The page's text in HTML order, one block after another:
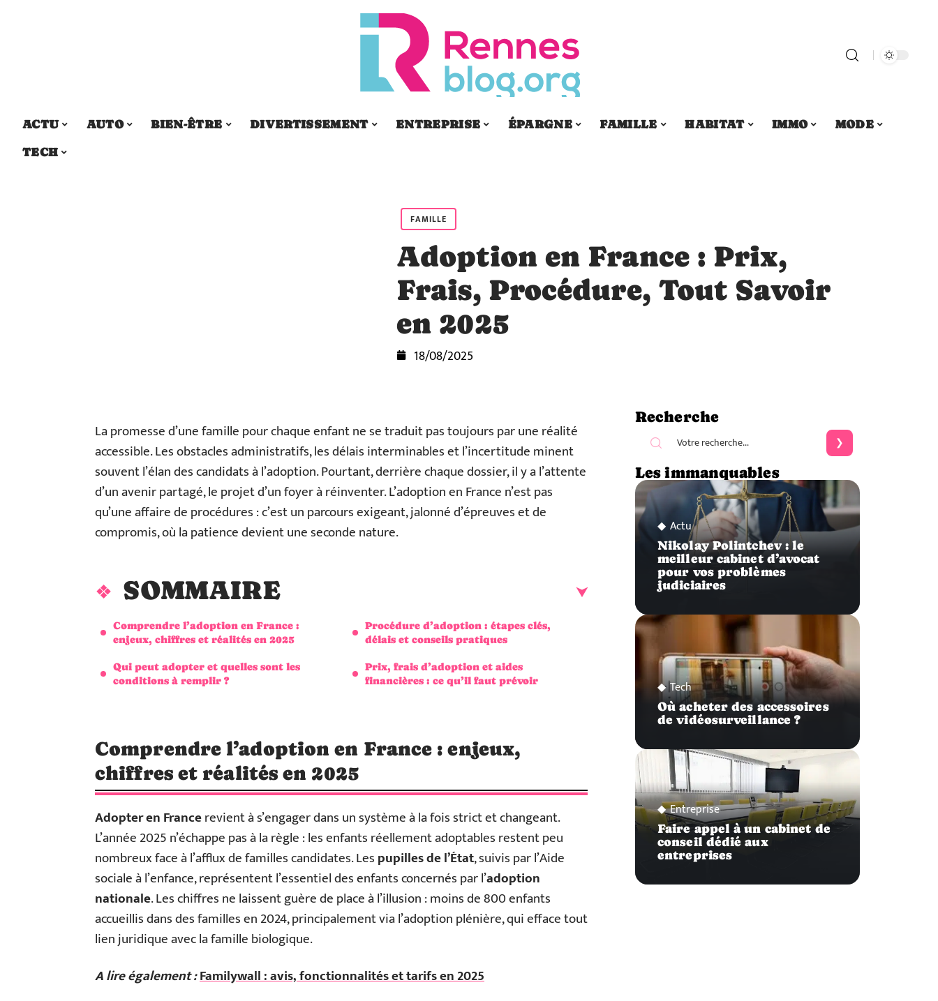
ACTU AUTO BIEN-ÊTRE DIVERTISSEMENT ENTREPRISE ÉPARGNE FAMILLE HABITAT IMMO
MODE
TECH
FAMILLE
Adoption en France : Prix,
Frais, Procédure, Tout Savoir
en 2025
18/08/2025
La promesse d’une famille pour chaque enfant ne se traduit pas toujours par une réalité
accessible. Les obstacles administratifs, les délais interminables et l’incertitude minent
souvent l’élan des candidats à l’adoption. Pourtant, derrière chaque dossier, il y a l’attente
d’un avenir partagé, le projet d’un foyer à réinventer. L’adoption en France n’est pas
qu’une affaire de procédures : c’est un parcours exigeant, jalonné d’épreuves et de
compromis, où la patience devient une seconde nature.
SOMMAIRE
Comprendre l’adoption en France :
enjeux, chiffres et réalités en 2025
Qui peut adopter et quelles sont les
conditions à remplir ?
Procédure d’adoption : étapes clés,
délais et conseils pratiques
Prix, frais d’adoption et aides
financières : ce qu’il faut prévoir
Comprendre l’adoption en France : enjeux,
chiffres et réalités en 2025
Adopter en Francerevient à s’engager dans un système à la fois strict et changeant.
L’année 2025 n’échappe pas à la règle : les enfants réellement adoptables restent peu
nombreux face à l’afflux de familles candidates. Lespupilles de l’État, suivis par l’Aide
sociale à l’enfance, représentent l’essentiel des enfants concernés par l’adoption
nationale. Les chiffres ne laissent guère de place à l’illusion : moins de 800 enfants
accueillis dans des familles en 2024, principalement via l’adoption plénière, qui efface tout
lien juridique avec la famille biologique.
A lire également :Familywall : avis, fonctionnalités et tarifs en 2025
Recherche
Les immanquables
Actu
Nikolay Polintchev : le
meilleur cabinet d’avocat
pour vos problèmes
judiciaires
Tech
Où acheter des accessoires
de vidéosurveillance ?
Entreprise
Faire appel à un cabinet de
conseil dédié aux
entreprises